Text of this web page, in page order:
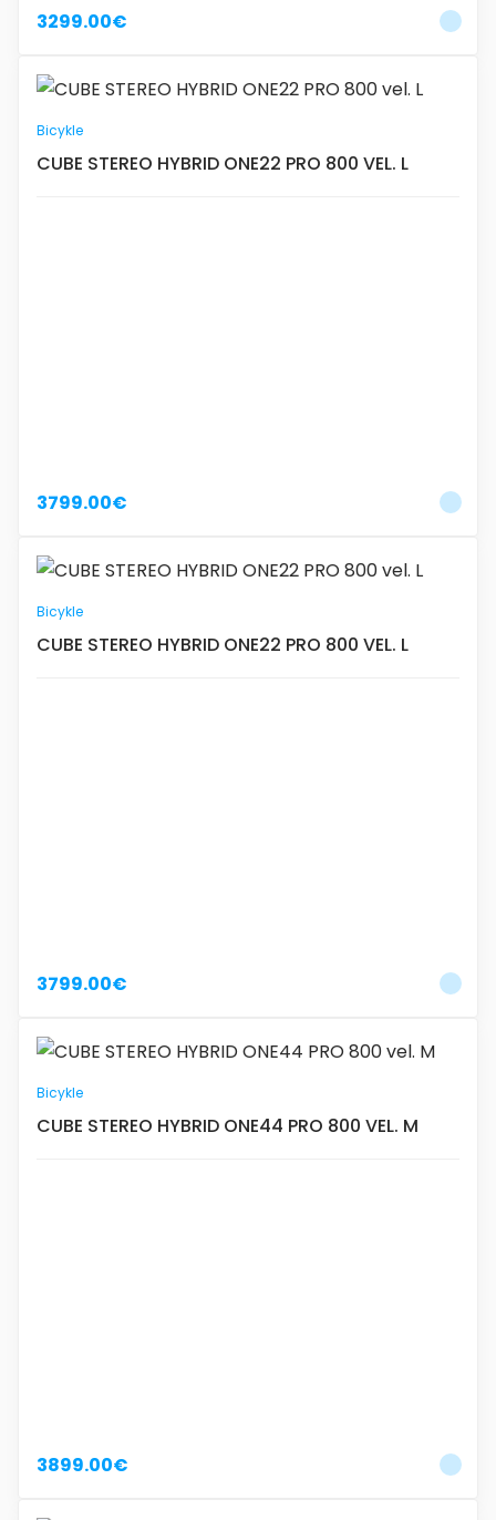
3299.00€
Bicykle
CUBE STEREO HYBRID ONE22 PRO 800 VEL. L
3799.00€
Bicykle
CUBE STEREO HYBRID ONE22 PRO 800 VEL. L
3799.00€
Bicykle
CUBE STEREO HYBRID ONE44 PRO 800 VEL. M
3899.00€
Pokračovať do košíka
Pokračovať do košíka